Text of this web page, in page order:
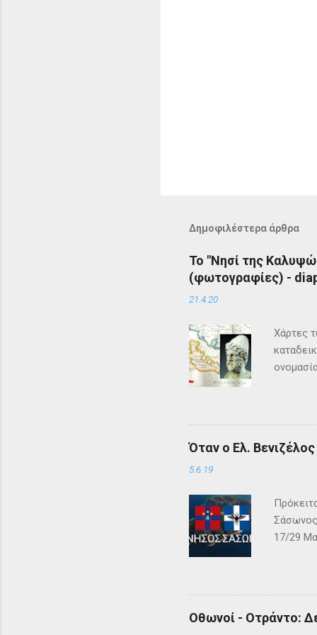
Δημοφιλέστερα άρθρα
Το "Νησί της
(φωτογραφίες) -
21.4.20
Χάρτες
Όμηρος
Όταν ο Ελ.
5.6.19
17/29
γνωστή
Οθωνοί - Οτράντο: